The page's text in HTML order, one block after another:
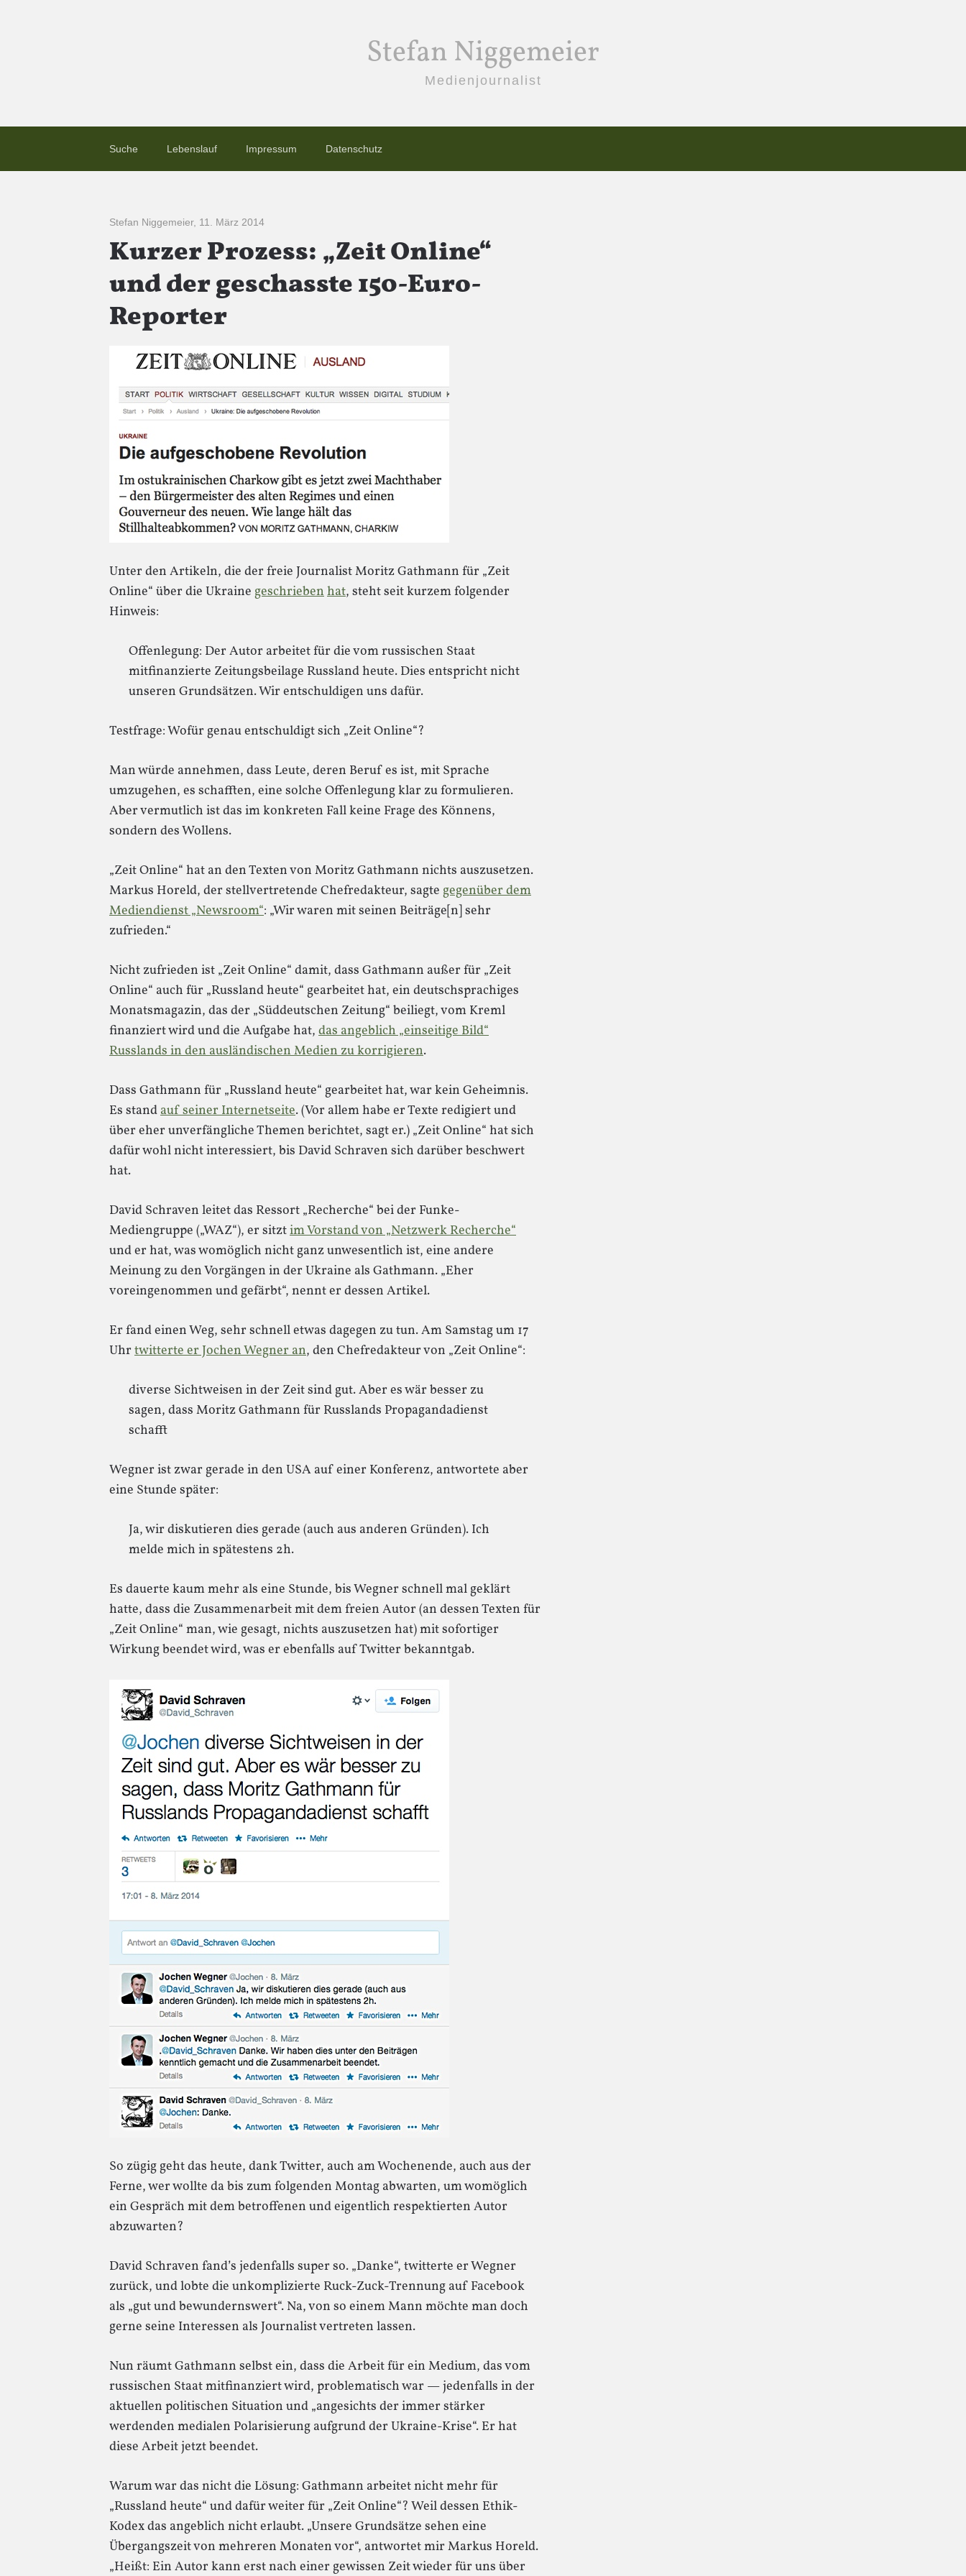
Stefan Niggemeier
Medienjournalist
Suche Lebenslauf Impressum Datenschutz
Stefan Niggemeier, 11. März 2014
Kurzer Prozess: „Zeit Online“
und der geschasste 150-Euro-
Reporter
Unter den Artikeln, die der freie Journalist Moritz Gathmann für „Zeit
Online“ über die Ukraine geschriebenhat, steht seit kurzem folgender
Hinweis:
Offenlegung: Der Autor arbeitet für die vom russischen Staat
mitfinanzierte Zeitungsbeilage Russland heute. Dies entspricht nicht
unseren Grundsätzen. Wir entschuldigen uns dafür.
Testfrage: Wofür genau entschuldigt sich „Zeit Online“?
Man würde annehmen, dass Leute, deren Beruf es ist, mit Sprache
umzugehen, es schafften, eine solche Offenlegung klar zu formulieren.
Aber vermutlich ist das im konkreten Fall keine Frage des Könnens,
sondern des Wollens.
„Zeit Online“ hat an den Texten von Moritz Gathmann nichts auszusetzen.
Markus Horeld, der stellvertretende Chefredakteur, sagte gegenüber dem
Mediendienst „Newsroom“: „Wir waren mit seinen Beiträge[n] sehr
zufrieden.“
Nicht zufrieden ist „Zeit Online“ damit, dass Gathmann außer für „Zeit
Online“ auch für „Russland heute“ gearbeitet hat, ein deutschsprachiges
Monatsmagazin, das der „Süddeutschen Zeitung“ beiliegt, vom Kreml
finanziert wird und die Aufgabe hat, das angeblich „einseitige Bild“
Russlands in den ausländischen Medien zu korrigieren.
Dass Gathmann für „Russland heute“ gearbeitet hat, war kein Geheimnis.
Es standauf seiner Internetseite. (Vor allem habe er Texte redigiert und
über eher unverfängliche Themen berichtet, sagt er.) „Zeit Online“ hat sich
dafür wohl nicht interessiert, bis David Schraven sich darüber beschwert
hat.
David Schraven leitet das Ressort „Recherche“ bei der Funke-
Mediengruppe („WAZ“), er sitztim Vorstand von „Netzwerk Recherche“
und er hat, was womöglich nicht ganz unwesentlich ist, eine andere
Meinung zu den Vorgängen in der Ukraine als Gathmann. „Eher
voreingenommen und gefärbt“, nennt er dessen Artikel.
Er fand einen Weg, sehr schnell etwas dagegen zu tun. Am Samstag um 17
Uhr twitterte er Jochen Wegner an, den Chefredakteur von „Zeit Online“:
diverse Sichtweisen in der Zeit sind gut. Aber es wär besser zu
sagen, dass Moritz Gathmann für Russlands Propagandadienst
schafft
Wegner ist zwar gerade in den USA auf einer Konferenz, antwortete aber
eine Stunde später:
Ja, wir diskutieren dies gerade (auch aus anderen Gründen). Ich
melde mich in spätestens 2h.
Es dauerte kaum mehr als eine Stunde, bis Wegner schnell mal geklärt
hatte, dass die Zusammenarbeit mit dem freien Autor (an dessen Texten für
„Zeit Online“ man, wie gesagt, nichts auszusetzen hat) mit sofortiger
Wirkung beendet wird, was er ebenfalls auf Twitter bekanntgab.
So zügig geht das heute, dank Twitter, auch am Wochenende, auch aus der
Ferne, wer wollte da bis zum folgenden Montag abwarten, um womöglich
ein Gespräch mit dem betroffenen und eigentlich respektierten Autor
abzuwarten?
David Schraven fand’s jedenfalls super so. „Danke“, twitterte er Wegner
zurück, und lobte die unkomplizierte Ruck-Zuck-Trennung auf Facebook
als „gut und bewundernswert“. Na, von so einem Mann möchte man doch
gerne seine Interessen als Journalist vertreten lassen.
Nun räumt Gathmann selbst ein, dass die Arbeit für ein Medium, das vom
russischen Staat mitfinanziert wird, problematisch war — jedenfalls in der
aktuellen politischen Situation und „angesichts der immer stärker
werdenden medialen Polarisierung aufgrund der Ukraine-Krise“. Er hat
diese Arbeit jetzt beendet.
Warum war das nicht die Lösung: Gathmann arbeitet nicht mehr für
„Russland heute“ und dafür weiter für „Zeit Online“? Weil dessen Ethik-
Kodex das angeblich nicht erlaubt. „Unsere Grundsätze sehen eine
Übergangszeit von mehreren Monaten vor“, antwortet mir Markus Horeld.
„Heißt: Ein Autor kann erst nach einer gewissen Zeit wieder für uns über